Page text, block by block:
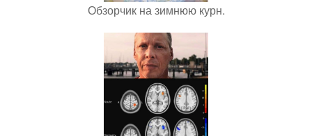
Обзорчик на зимнюю курн.